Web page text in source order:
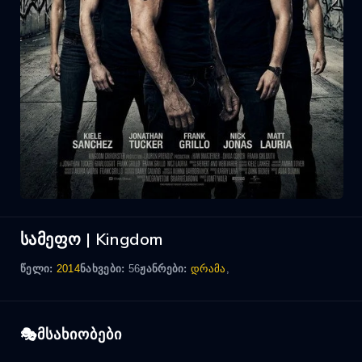
სამეფო | Kingdom
წელი: 2014ნახვები: 56ჟანრები: დრამა ,
მსახიობები